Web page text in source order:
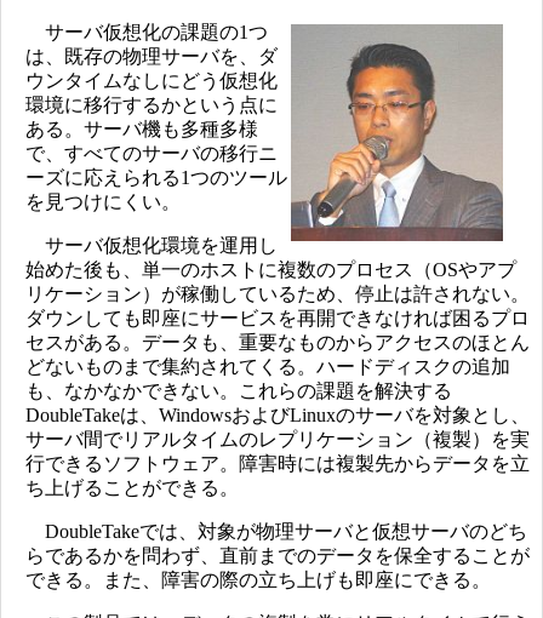
サーバ仮想化の課題の1つ
は、既存の物理サーバを、ダ
ウンタイムなしにどう仮想化
環境に移行するかという点に
ある。サーバ機も多種多様
で、すべてのサーバの移行ニ
ーズに応えられる1つのツール
を見つけにくい。
サーバ仮想化環境を運用し
始めた後も、単一のホストに複数のプロセス（OSやアプ
リケーション）が稼働しているため、停止は許されない。
ダウンしても即座にサービスを再開できなければ困るプロ
セスがある。データも、重要なものからアクセスのほとん
どないものまで集約されてくる。ハードディスクの追加
も、なかなかできない。これらの課題を解決する
DoubleTakeは、WindowsおよびLinuxのサーバを対象とし、
サーバ間でリアルタイムのレプリケーション（複製）を実
行できるソフトウェア。障害時には複製先からデータを立
ち上げることができる。
DoubleTakeでは、対象が物理サーバと仮想サーバのどち
らであるかを問わず、直前までのデータを保全することが
できる。また、障害の際の立ち上げも即座にできる。